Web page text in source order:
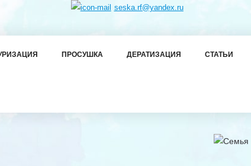
seska.rf@yandex.ru
ПРОСУШКА ДЕРАТИЗАЦИЯ СТАТЬИ